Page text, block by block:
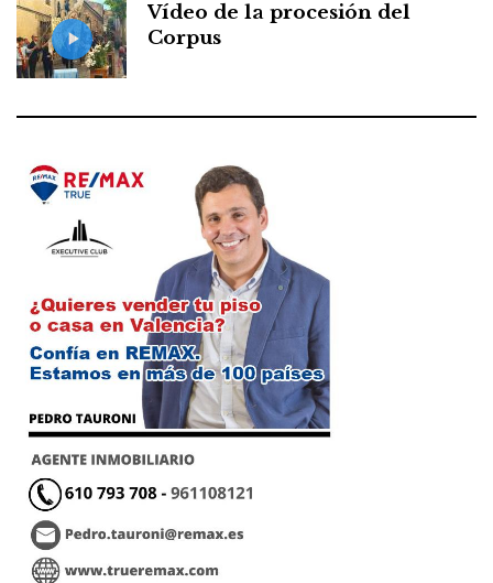
Vídeo de la procesión del
Corpus